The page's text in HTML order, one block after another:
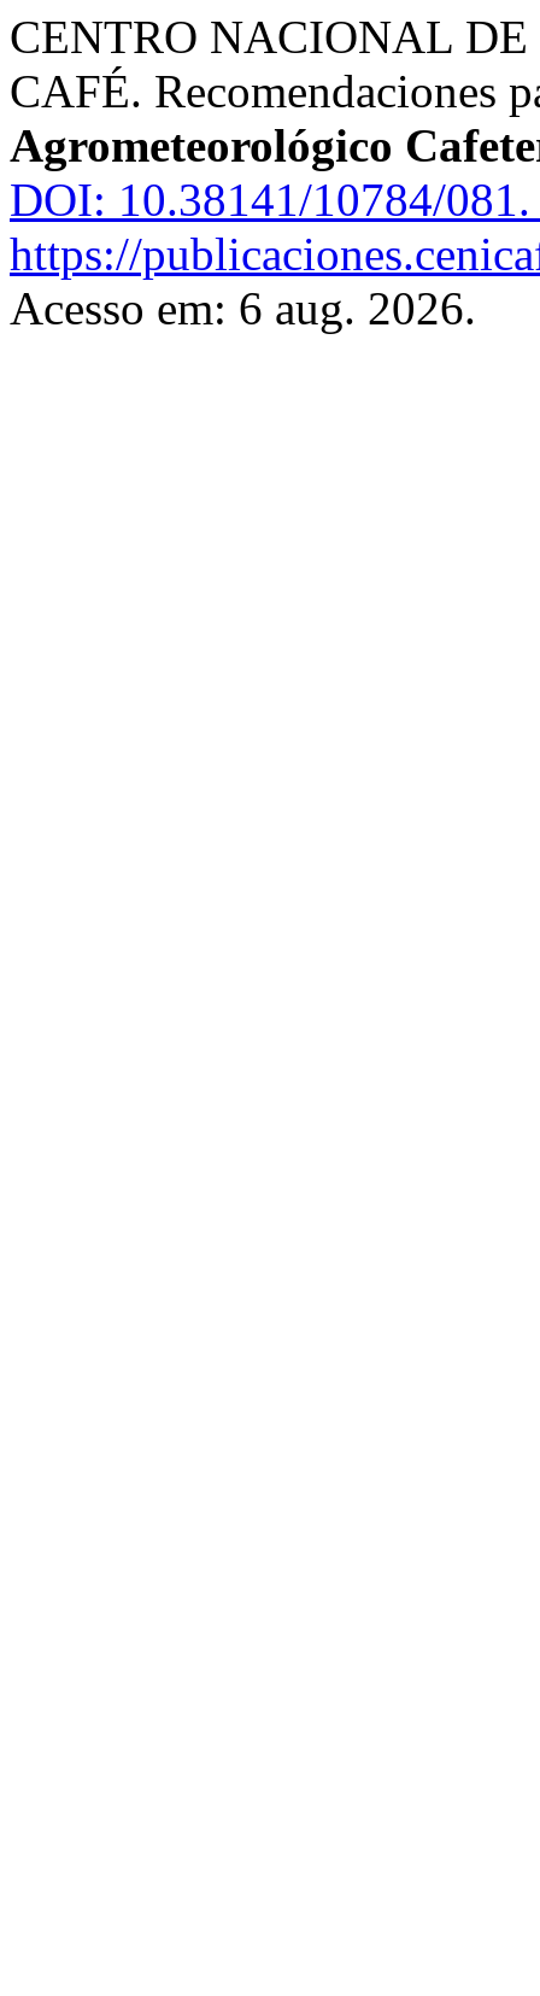
CENTRO NACIONAL
CAFÉ. Recomendaciones
Agrometeorológico
DOI: 10.38141/10784/081.
https://
Acesso em: 6 aug. 2026.